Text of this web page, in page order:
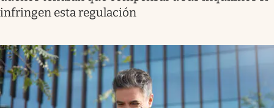
infringen esta regulación